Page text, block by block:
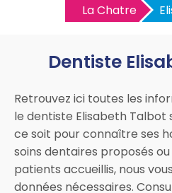
La Chatre
Dentiste
Retrouvez ici toutes les
le dentiste Elisabeth Talbot
ce soit pour connaître ses
soins dentaires proposés
patients accueillis, nous
données nécessaires.